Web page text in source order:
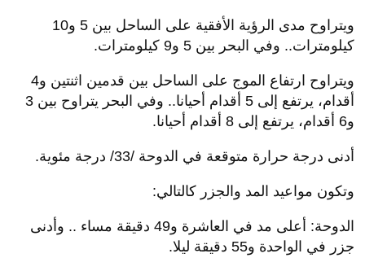
ويتراوح مدى الرؤية الأفقية على الساحل بين 5 و10
كيلومترات.. وفي البحر بين 5 و9 كيلومترات.
ويتراوح ارتفاع الموج على الساحل بين قدمين اثنتين و4
أقدام، يرتفع إلى 5 أقدام أحيانا.. وفي البحر يتراوح بين 3
و6 أقدام، يرتفع إلى 8 أقدام أحيانا.
أدنى درجة حرارة متوقعة في الدوحة /33/ درجة مئوية.
وتكون مواعيد المد والجزر كالتالي:
الدوحة: أعلى مد في العاشرة و49 دقيقة مساء .. وأدنى
جزر في الواحدة و55 دقيقة ليلا.